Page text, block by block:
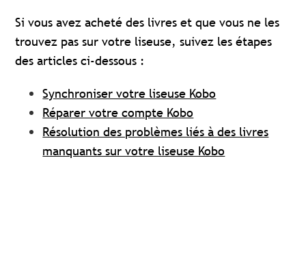
Si vous avez acheté des livres et que vous ne les
trouvez pas sur votre liseuse, suivez les étapes
des articles ci-dessous :
Synchroniser votre liseuse Kobo
Réparer votre compte Kobo
Résolution des problèmes liés à des livres
manquants sur votre liseuse Kobo